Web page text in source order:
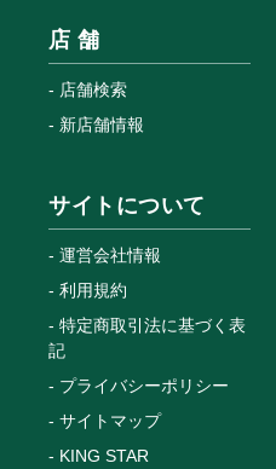
店 舗
店舗検索
新店舗情報
サイトについて
運営会社情報
利用規約
特定商取引法に基づく表
記
プライバシーポリシー
サイトマップ
KING STAR